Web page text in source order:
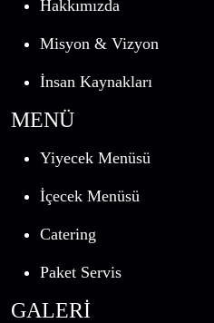
Hakkımızda
Misyon & Vizyon
İnsan Kaynakları
MENÜ
Yiyecek Menüsü
İçecek Menüsü
Catering
Paket Servis
GALERİ